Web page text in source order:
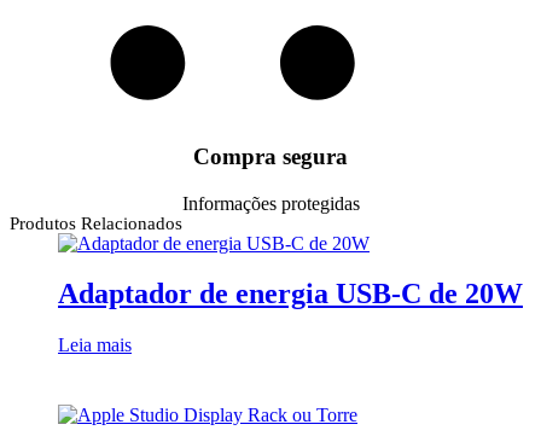
Compra segura
Informações protegidas
Produtos Relacionados
Adaptador de energia USB-C de 20W
Leia mais